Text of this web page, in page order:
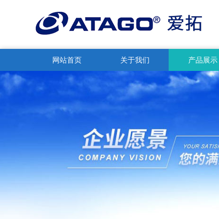
网站首页 关于我们 产品展示